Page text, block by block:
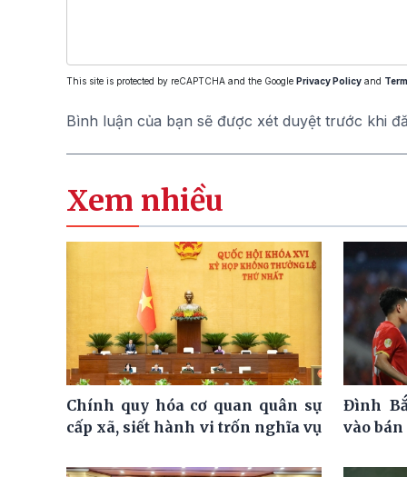
This site is protected by reCAPTCHA and the Google Privacy Policy and
Bình luận của bạn sẽ được xét duyệt trước khi
Xem nhiều
Chính quy hóa cơ quan quân sự
cấp xã, siết hành vi trốn nghĩa vụ
Đình
vào